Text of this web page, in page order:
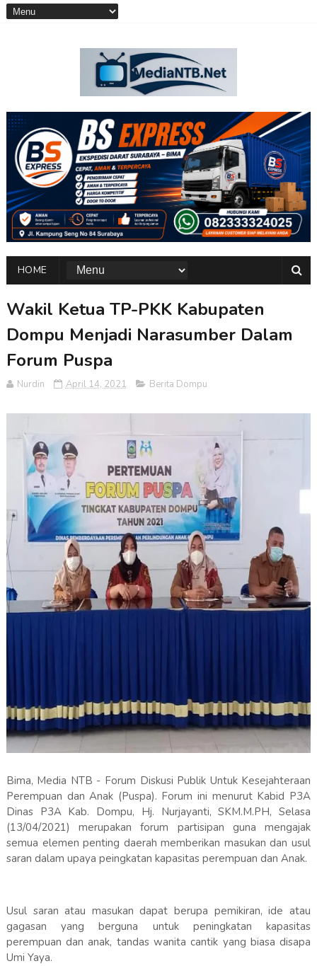
HOME
Wakil Ketua TP-PKK Kabupaten
Dompu Menjadi Narasumber Dalam
Forum Puspa
Nurdin April 14, 2021 Berita Dompu
Bima, Media NTB - Forum Diskusi Publik Untuk Kesejahteraan
Perempuan dan Anak (Puspa). Forum ini menurut Kabid P3A
Dinas P3A Kab. Dompu, Hj. Nurjayanti, SKM.M.PH, Selasa
(13/04/2021) merupakan forum partisipan guna mengajak
semua elemen penting daerah memberikan masukan dan usul
saran dalam upaya peingkatan kapasitas perempuan dan Anak.
Usul saran atau masukan dapat berupa pemikiran, ide atau
gagasan yang berguna untuk peningkatan kapasitas
perempuan dan anak, tandas wanita cantik yang biasa disapa
Umi Yaya.